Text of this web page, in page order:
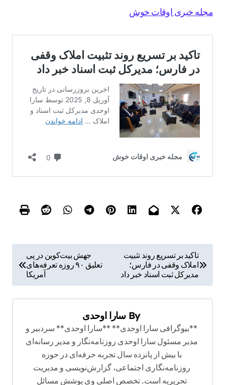
مجله خبری اوقات خوش
ه
ب
تاکید بر تسریع روند تثبیت
املاک وقفی در فارس؛
مدیرکل ثبت اسناد خبر داد
جهش بیت‌کوین در پی
تعلیق ۹۰ روزه تعرفه‌های
آمریکا
By سارا اوحدی
**بیوگرافی سارا اوحدی** **سارا اوحدی** سردبیر و
مدیر مسئول سارا اوحدی روزنامه‌نگار و مدیر رسانه‌ای
با بیش از پانزده سال تجربه حرفه‌ای در حوزه
روزنامه‌نگاری اجتماعی، گزارش‌نویسی و مدیریت
تحریریه است. تخصص اصلی وی پوشش مسائل